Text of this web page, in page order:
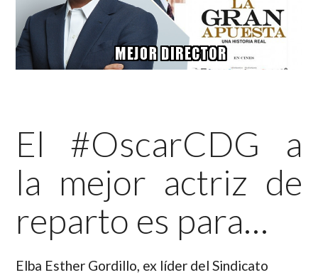
El #OscarCDG a
la mejor actriz de
reparto es para…
Elba Esther Gordillo, ex líder del Sindicato